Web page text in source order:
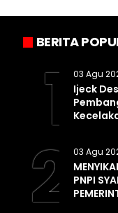
BERITA
1 03 Agu
Ijeck
2 03 Agu
PNPI